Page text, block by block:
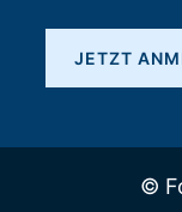
JETZT
©